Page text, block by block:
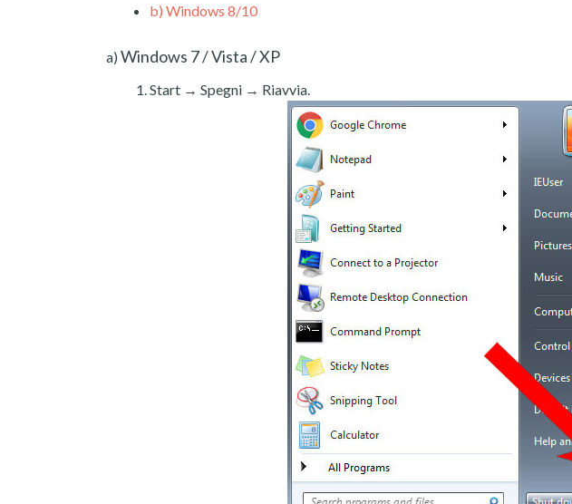
b) Windows 8/10
a) Windows 7 / Vista / XP
Start → Spegni → Riavvia.